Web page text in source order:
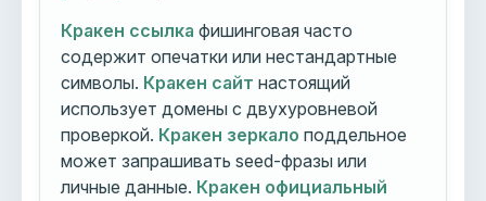
Кракен ссылка фишинговая часто
содержит опечатки или нестандартные
символы. Кракен сайт настоящий
использует домены с двухуровневой
проверкой. Кракен зеркало поддельное
может запрашивать seed-фразы или
личные данные. Кракен официальный